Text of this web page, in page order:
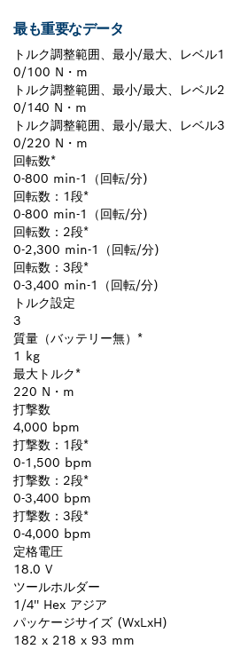
最も重要なデータ
トルク調整範囲、最小/最大、レベル1
0/100 N・m
トルク調整範囲、最小/最大、レベル2
0/140 N・m
トルク調整範囲、最小/最大、レベル3
0/220 N・m
回転数*
0-800 min-1（回転/分)
回転数：1段*
0-800 min-1（回転/分)
回転数：2段*
0-2,300 min-1（回転/分)
回転数：3段*
0-3,400 min-1（回転/分)
トルク設定
3
質量（バッテリー無）*
1 kg
最大トルク*
220 N・m
打撃数
4,000 bpm
打撃数：1段*
0-1,500 bpm
打撃数：2段*
0-3,400 bpm
打撃数：3段*
0-4,000 bpm
定格電圧
18.0 V
ツールホルダー
1/4'' Hex アジア
パッケージサイズ (WxLxH)
182 x 218 x 93 mm